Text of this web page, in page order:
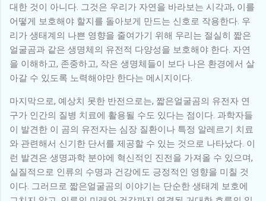
대한 것이 아니다. 그것은 우리가 자연을 바라보는 시각과, 이를
어떻게 보호해야 할지를 돌아보게 만드는 신호로 작용한다. 우
리가 생태계의 나쁜 영향을 줄여가기 위해 우리는 절실히 짧은
얼굴곰과 같은 생명체의 유전적 다양성을 보호해야 한다. 자연
을 이해하고, 존중하고, 작은 생명체들이 보다 나은 환경에서 살
아갈 수 있도록 노력해야만 한다는 메시지이다.
마지막으로, 예상치 못한 반전으로는, 짧은얼굴곰의 유전자 연
구가 인간의 질병 치료에 활용될 수도 있다는 점이다. 과학자들
이 발견한 이 곰의 유전자는 심장 질환이나 특정 알레르기 치료
와 관련해서 신기한 단서를 제공할 수 있는 것으로 나타났다. 이
런 발견은 생명과학 분야에 혁신적인 진전을 가져올 수 있으며,
실질적으로 인류의 수명과 건강에도 긍정적인 영향을 미칠 것
이다. 그러므로 짧은얼굴곰의 이야기는 단순한 생태계 보호에